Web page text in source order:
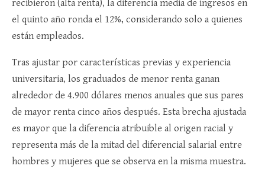
recibieron (alta renta), la diferencia media de ingresos en
el quinto año ronda el 12%, considerando solo a quienes
están empleados.​
Tras ajustar por características previas y experiencia
universitaria, los graduados de menor renta ganan
alrededor de 4.900 dólares menos anuales que sus pares
de mayor renta cinco años después. Esta brecha ajustada
es mayor que la diferencia atribuible al origen racial y
representa más de la mitad del diferencial salarial entre
hombres y mujeres que se observa en la misma muestra.​